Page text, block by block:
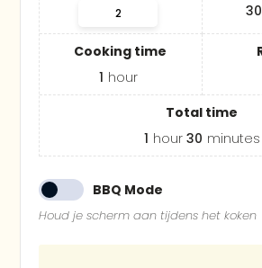
30
Cooking time
1 hour
Total time
1 hour 30 minutes
BBQ Mode
Houd je scherm aan tijdens het koken